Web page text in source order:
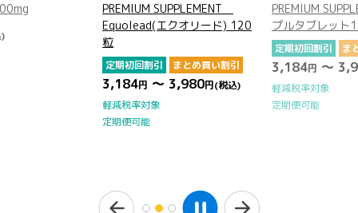
PREMIUM SUPPLEMENT
Equolead(エクオリード) 120
粒
定期初回割引 まとめ買い割引
3,184円 ～ 3,980円(税込)
軽減税率対象
定期便可能
PREMIUM
プルタブレット
定期初回割引 ま
3,184円 ～
軽減税率対象
定期便可能